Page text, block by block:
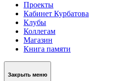
Проекты
Кабинет Курбатова
Клубы
Коллегам
Магазин
Книга памяти
Закрыть меню